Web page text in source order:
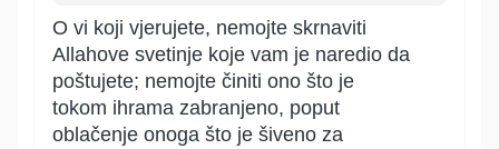
O vi koji vjerujete, nemojte skrnaviti
Allahove svetinje koje vam je naredio da
poštujete; nemojte činiti ono što je
tokom ihrama zabranjeno, poput
oblačenje onoga što je šiveno za